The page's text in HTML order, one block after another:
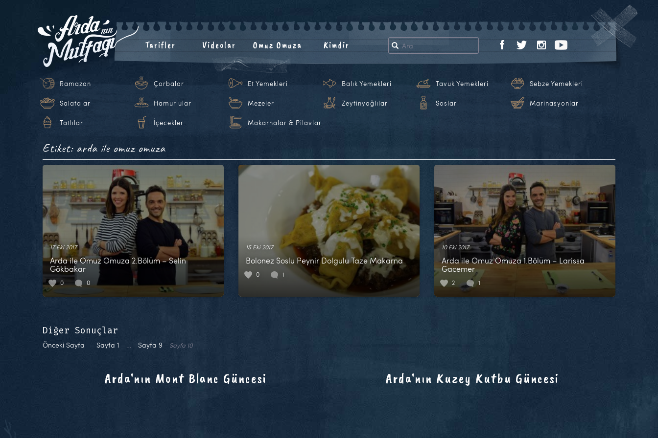
Tarifler Videolar Omuz Omuza Kimdir
Ramazan Çorbalar Et Yemekleri Balık Yemekleri Tavuk Yemekleri Sebze Yemekleri
Salatalar Hamurlular Mezeler Zeytinyağlılar Soslar Marinasyonlar
Tatlılar İçecekler Makarnalar & Pilavlar
Etiket: arda ile omuz omuza
17 Eki 2017
Arda ile Omuz Omuza 2.Bölüm – Selin
Gökbakar
0 0
15 Eki 2017
Bolonez Soslu Peynir Dolgulu Taze Makarna
0 1
10 Eki 2017
Arda ile Omuz Omuza 1.Bölüm – Larissa
Gacemer
2 1
Diğer Sonuçlar
Önceki Sayfa Sayfa 1 … Sayfa 9 Sayfa 10
Arda'nın Mont Blanc Güncesi Arda'nın Kuzey Kutbu Güncesi